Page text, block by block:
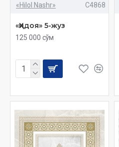
«Hilol Nashr» C4868
«Ҳидоя» 5-жуз
125 000 сўм